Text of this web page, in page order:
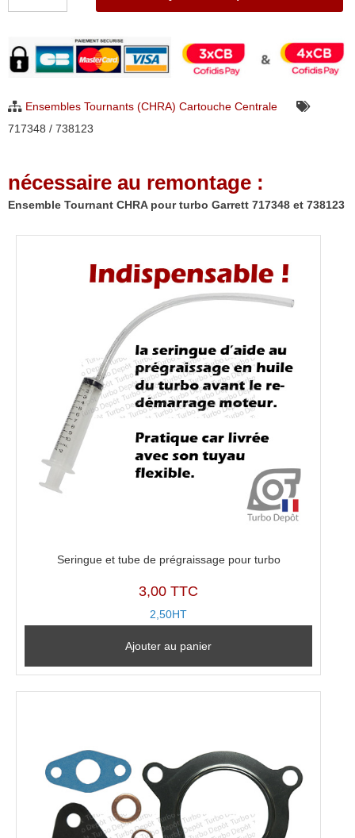
Tournant
CHRA
turbo
et
738123
Ensembles Tournants (CHRA) Cartouche Centrale
717348 / 738123
nécessaire au remontage :
Ensemble Tournant CHRA pour turbo Garrett 717348 et 738123
Seringue et tube de prégraissage pour turbo
3,00 TTC
2,50HT
Ajouter au panier